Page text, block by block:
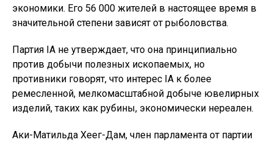
экономики. Его 56 000 жителей в настоящее время в
значительной степени зависят от рыболовства.
Партия IA не утверждает, что она принципиально
против добычи полезных ископаемых, но
противники говорят, что интерес IA к более
ремесленной, мелкомасштабной добыче ювелирных
изделий, таких как рубины, экономически нереален.
Аки-Матильда Хеег-Дам, член парламента от партии